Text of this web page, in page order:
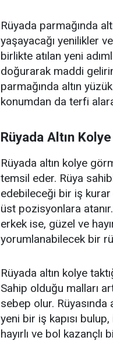
Rüyada parmağında
yaşayacağı yenilikler
birlikte atılan yeni
doğurarak maddi
parmağında altın
konumdan da terfi
Rüyada Altın
Rüyada altın kolye
temsil eder. Rüya
edebileceği bir iş
üst pozisyonlara
erkek ise, güzel ve
yorumlanabilecek bir
Rüyada altın kolye
Sahip olduğu malları
sebep olur. Rüyasında
yeni bir iş kapısı
hayırlı ve bol kazançlı